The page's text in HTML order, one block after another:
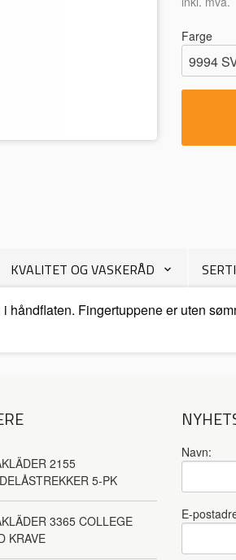
Farge
KVALITET OG VASKERÅD
Fingertuppene er uten
2155
5-PK
3365 COLLEGE
KRAVE
Navn:
E-